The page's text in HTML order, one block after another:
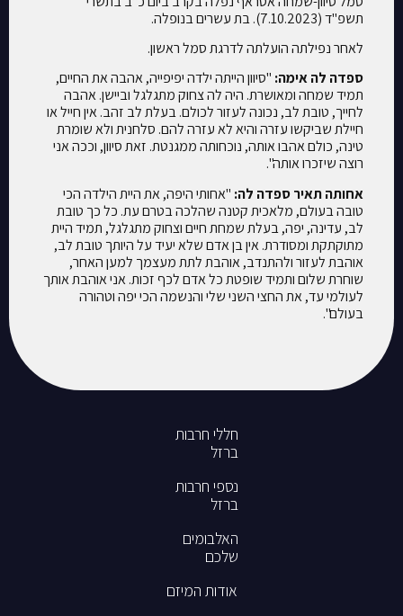
תשפ"ד (7.10.2023). בת עשרים בנופלה.
לאחר נפילתה הועלתה לדרגת סמל ראשון.
ספדה לה אימה: "סיוון הייתה ילדה יפיפייה, אהבה את החיים,
תמיד שמחה ומאושרת. היה לה צחוק מתגלגל וביישן. אהבה
לחייך, טובת לב, נכונה לעזור לכולם. בעלת לב זהב. אין חייל או
חיילת שביקשו עזרה והיא לא עזרה להם. סלחנית ולא שומרת
טינה, כולם אהבו אותה, נוכחותה ממגנטת. זאת סיוון, וככה אני
רוצה שיזכרו אותה".
אחותה תאיר ספדה לה: "אחותי היפה, את היית הילדה הכי
טובה בעולם, מלאכית קטנה שהלכה בטרם עת. כל כך טובת
לב, עדינה, יפה, בעלת שמחת חיים וצחוק מתגלגל, תמיד היית
מתוקתקת ומסודרת. אין בן אדם שלא יעיד על היותך טובת לב,
אוהבת לעזור ולהתנדב, אוהבת לתת מעצמך למען האחר,
שוחרת שלום ותמיד שופטת כל אדם לכף זכות. אני אוהבת אותך
לעולמי עד, את החצי השני שלי והנשמה הכי יפה וטהורה
בעולם".
חללי חרבות
ברזל
נספי חרבות
ברזל
האלבומים
שלכם
אודות המיזם